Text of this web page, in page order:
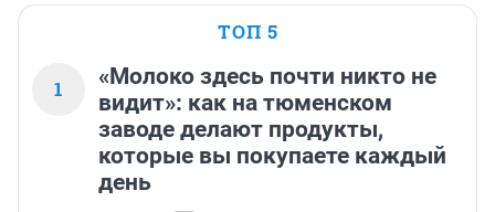
ТОП 5
1
«Молоко здесь почти никто не
видит»: как на тюменском
заводе делают продукты,
которые вы покупаете каждый
день